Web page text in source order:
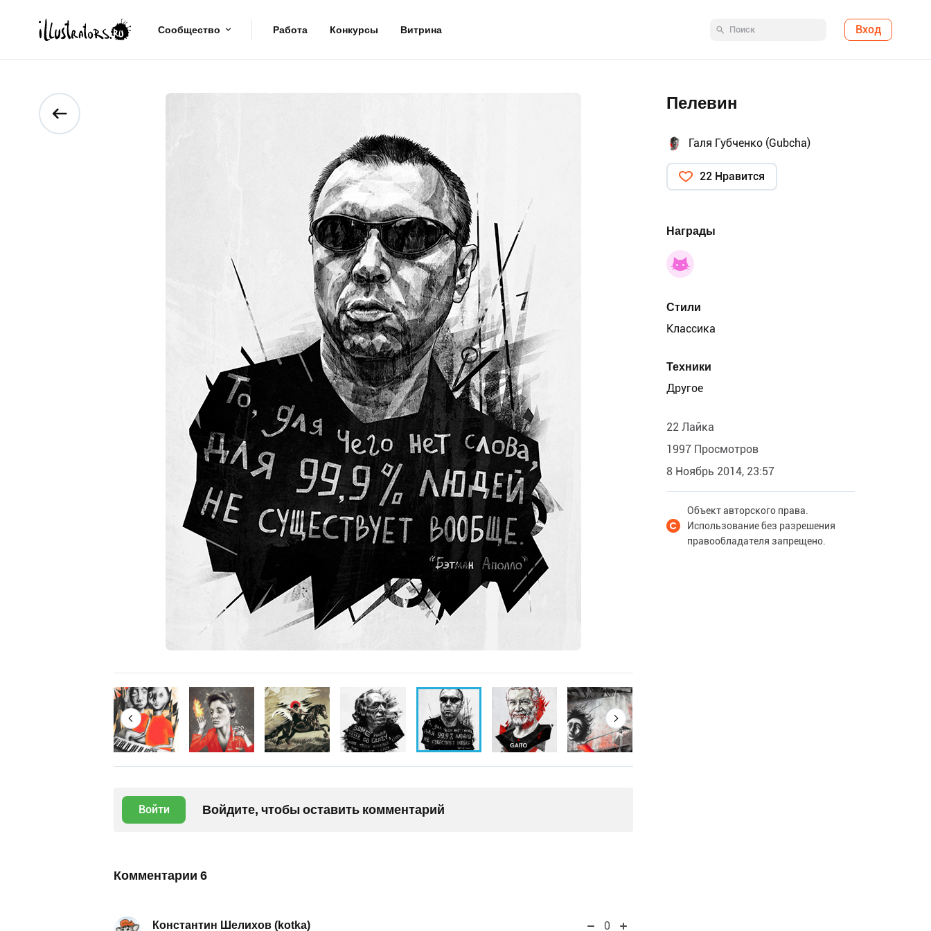
Сообщество Работа Конкурсы Витрина Вход
Войти Войдите, чтобы оставить комментарий
Комментарии 6
Константин Шелихов (kotka)
0
Пелевин
Галя Губченко (Gubcha)
22 Нравится
Награды
Стили
Классика
Техники
Другое
22 Лайка
1997 Просмотров
8 Ноябрь 2014, 23:57
Объект авторского права.
Использование без разрешения
правообладателя запрещено.